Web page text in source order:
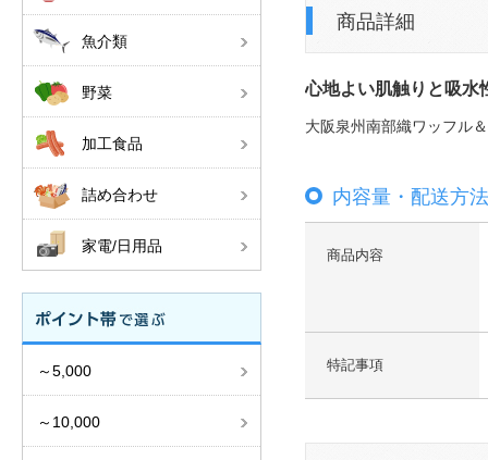
商品詳細
心地よい肌触りと吸水
大阪泉州南部織ワッフル
内容量・配送方
商品内容
特記事項
魚介類
野菜
加工食品
詰め合わせ
家電/日用品
～5,000
～10,000